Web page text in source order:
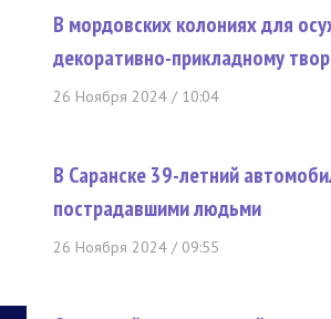
В мордовских колониях для
декоративно-прикладному
26 Ноября 2024 / 10:04
В Саранске 39-летний
пострадавшими людьми
26 Ноября 2024 / 09:55